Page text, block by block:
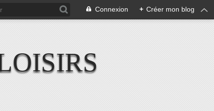
Connexion + Créer mon blog